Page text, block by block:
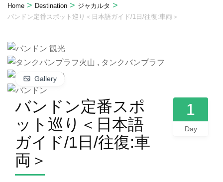
Home > Destination > ジャカルタ >
バンドン定番スポット巡り＜日本語ガイド/1日/往復:車両＞
Gallery
バンドン定番スポ
ット巡り＜日本語
ガイド/1日/往復:車
両＞
1
Day